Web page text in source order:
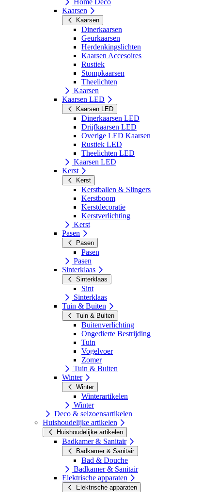
Home Deco
Kaarsen
Kaarsen
Dinerkaarsen
Geurkaarsen
Herdenkingslichten
Kaarsen Accesoires
Rustiek
Stompkaarsen
Theelichten
Kaarsen
Kaarsen LED
Kaarsen LED
Dinerkaarsen LED
Drijfkaarsen LED
Overige LED Kaarsen
Rustiek LED
Theelichten LED
Kaarsen LED
Kerst
Kerst
Kerstballen & Slingers
Kerstboom
Kerstdecoratie
Kerstverlichting
Kerst
Pasen
Pasen
Pasen
Pasen
Sinterklaas
Sinterklaas
Sint
Sinterklaas
Tuin & Buiten
Tuin & Buiten
Buitenverlichting
Ongedierte Bestrijding
Tuin
Vogelvoer
Zomer
Tuin & Buiten
Winter
Winter
Winterartikelen
Winter
Deco & seizoensartikelen
Huishoudelijke artikelen
Huishoudelijke artikelen
Badkamer & Sanitair
Badkamer & Sanitair
Bad & Douche
Badkamer & Sanitair
Elektrische apparaten
Elektrische apparaten